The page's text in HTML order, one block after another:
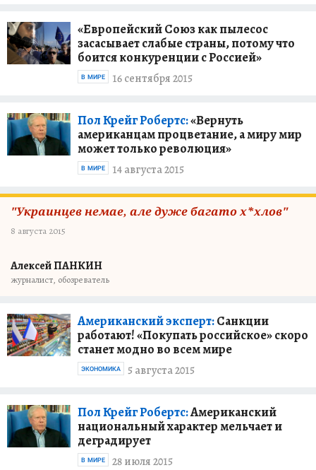
«Европейский Союз как пылесос
засасывает слабые страны, потому что
боится конкуренции с Россией»
16 сентября 2015
В МИРЕ
Пол Крейг Робертс:«Вернуть
американцам процветание, а миру мир
может только революция»
14 августа 2015
В МИРЕ
"Украинцев немае, але дуже багато х*хлов"
8 августа 2015
Алексей ПАНКИН
журналист, обозреватель
Американский эксперт:Санкции
работают! «Покупать российское» скоро
станет модно во всем мире
5 августа 2015
ЭКОНОМИКА
Пол Крейг Робертс:Американский
национальный характер мельчает и
деградирует
28 июля 2015
В МИРЕ